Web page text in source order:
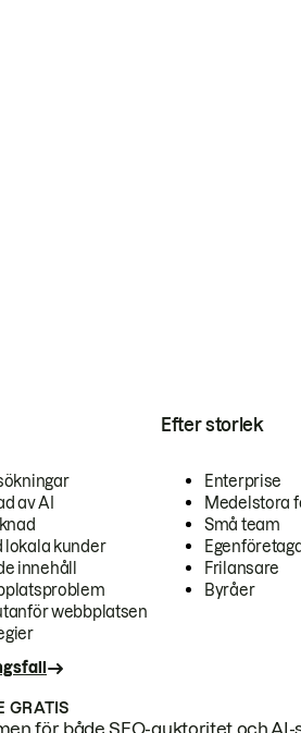
av AI
lokala kunder
innehåll
webbplatsen
Efter storlek
Enterprise
Medelstora
Små team
Frilansare
Byråer
GRATIS
för både SEO-auktoritet och AI-